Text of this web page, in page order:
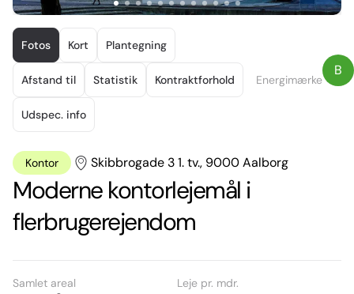
of
12
Fotos Kort Plantegning
Afstand til Statistik Kontraktforhold
Udspec. info
Energimærke
B
Kontor Skibbrogade 3 1. tv., 9000 Aalborg
Moderne kontorlejemål i
flerbrugerejendom
Samlet areal Leje pr. mdr.